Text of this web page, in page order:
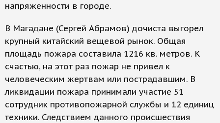
напряженности в городе.
В Магадане (Сергей Абрамов) дочиста выгорел
крупный китайский вещевой рынок. Общая
площадь пожара составила 1216 кв. метров. К
счастью, на этот раз пожар не привел к
человеческим жертвам или пострадавшим. В
ликвидации пожара принимали участие 51
сотрудник противопожарной службы и 12 единиц
техники. Следствием данного происшествия